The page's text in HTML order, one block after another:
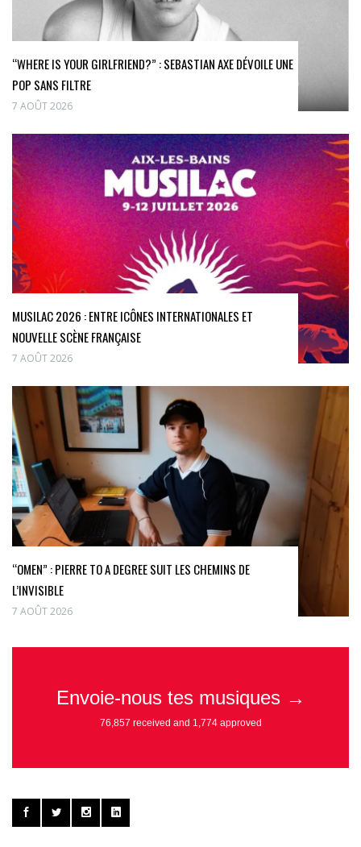
“WHERE IS YOUR GIRLFRIEND?” : SEBASTIAN AXE DÉVOILE UNE
POP SANS FILTRE
7 AOÛT 2026
MUSILAC 2026 : ENTRE ICÔNES INTERNATIONALES ET
NOUVELLE SCÈNE FRANÇAISE
7 AOÛT 2026
“OMEN” : PIERRE TO A DEGREE SUIT LES CHEMINS DE
L’INVISIBLE
7 AOÛT 2026